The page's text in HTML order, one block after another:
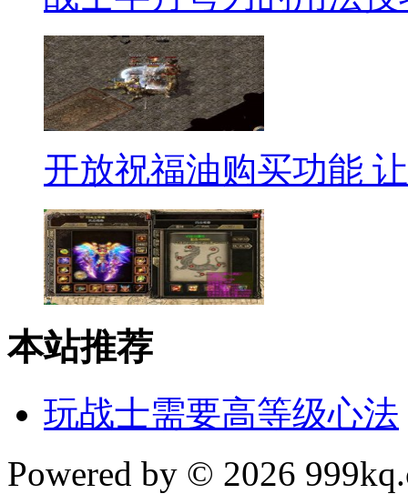
开放祝福油购买功能
本站推荐
玩战士需要高等级心法
Powered by © 2026